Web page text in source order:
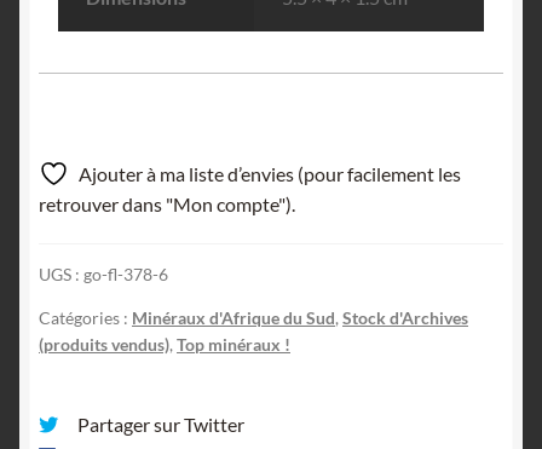
Ajouter à ma liste d’envies (pour facilement les
retrouver dans "Mon compte").
UGS : go-fl-378-6
Catégories : Minéraux d'Afrique du Sud, Stock d'Archives
(produits vendus), Top minéraux !
Partager sur Twitter